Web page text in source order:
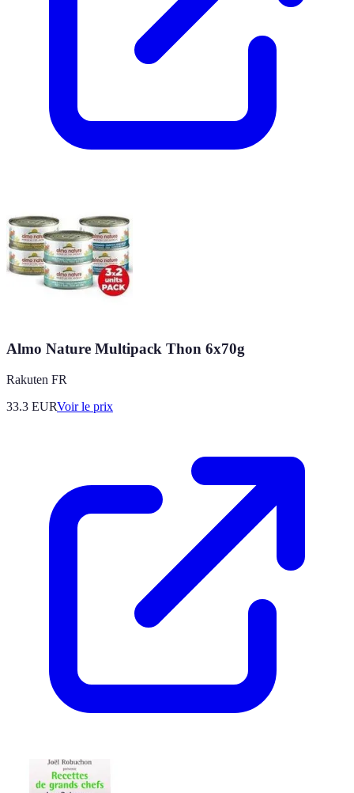
Almo Nature Multipack Thon 6x70g
Rakuten FR
33.3 EURVoir le prix